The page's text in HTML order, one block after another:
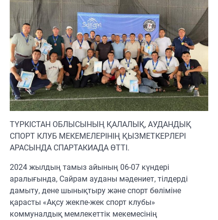
ТҮРКІСТАН ОБЛЫСЫНЫҢ ҚАЛАЛЫҚ, АУДАНДЫҚ
СПОРТ КЛУБ МЕКЕМЕЛЕРІНІҢ ҚЫЗМЕТКЕРЛЕРІ
АРАСЫНДА СПАРТАКИАДА ӨТТІ.
2024 жылдың тамыз айының 06-07 күндері
аралығында, Сайрам ауданы мәдениет, тілдерді
дамыту, дене шынықтыру және спорт бөліміне
қарасты «Ақсу жекпе-жек спорт клубы»
коммуналдық мемлекеттік мекемесінің